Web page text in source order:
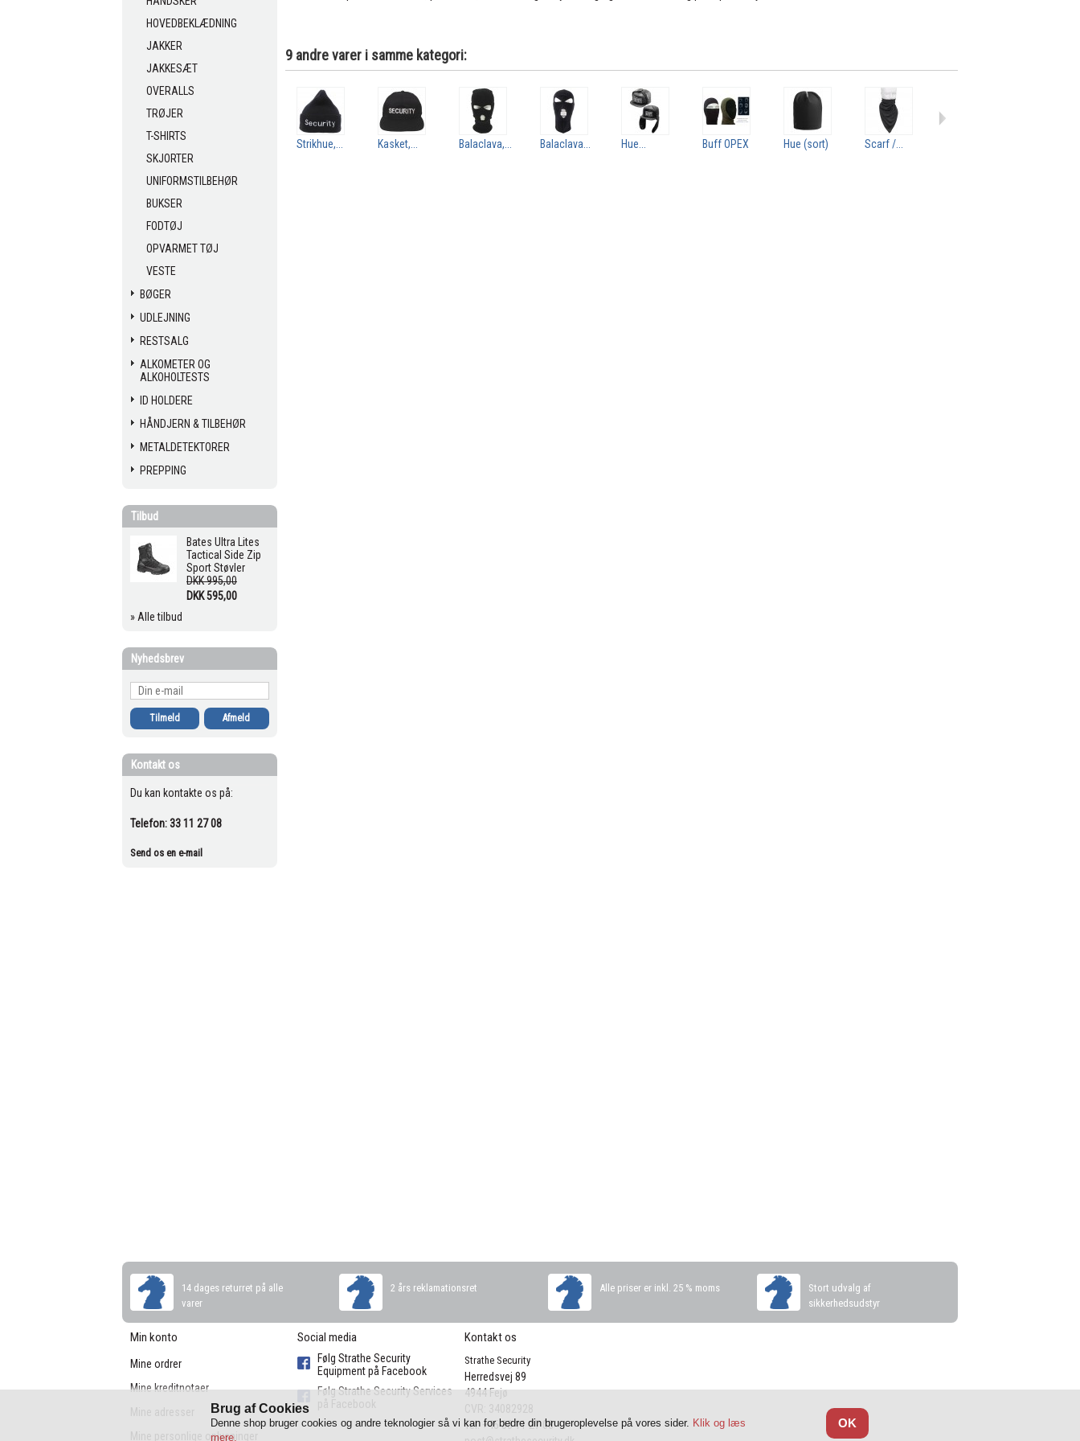
HOVEDBEKLÆDNING
JAKKER
JAKKESÆT
OVERALLS
TRØJER
T-SHIRTS
SKJORTER
UNIFORMSTILBEHØR
BUKSER
FODTØJ
OPVARMET TØJ
VESTE
BØGER
UDLEJNING
RESTSALG
ALKOMETER OG
ALKOHOLTESTS
ID HOLDERE
HÅNDJERN & TILBEHØR
METALDETEKTORER
PREPPING
Tilbud
Bates Ultra Lites
Tactical Side Zip
Sport Støvler
DKK 995,00
DKK 595,00
» Alle tilbud
Nyhedsbrev
Kontakt os
Du kan kontakte os på:
Telefon:33 11 27 08
Send os en e-mail
9 andre varer i samme kategori:
Strikhue,... Kasket,... Balaclava,... Balaclava... Hue... Buff OPEX Hue (sort) Scarf /...
14 dages returret på alle
varer
2 års reklamationsret Alle priser er inkl. 25 % moms
Stort udvalg af
sikkerhedsudstyr
Min konto
Mine ordrer
Mine kreditnotaer
Mine personlige oplysninger
Social media
Følg Strathe Security
Equipment på Facebook
Følg Strathe Security Services
Kontakt os
Strathe Security
Herredsvej 89
4944 Fejø
Tel: +45 33 11 27 08
Brug af Cookies
OK
Denne shop bruger cookies og andre teknologier så vi kan for bedre din brugeroplevelse på vores sider. Klik og læs
mere.